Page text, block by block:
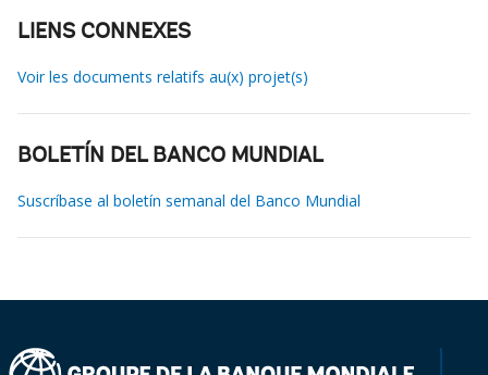
LIENS CONNEXES
Voir les documents relatifs au(x) projet(s)
BOLETÍN DEL BANCO MUNDIAL
Suscríbase al boletín semanal del Banco Mundial